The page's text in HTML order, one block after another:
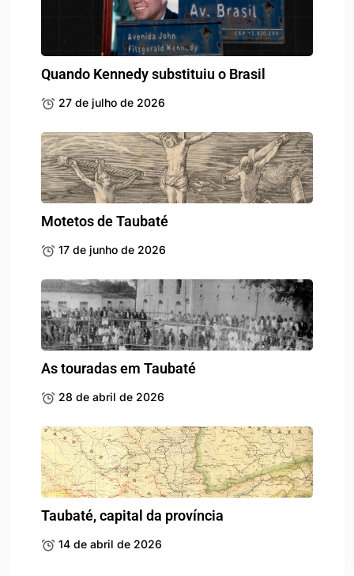
Quando Kennedy substituiu o Brasil
27 de julho de 2026
Motetos de Taubaté
17 de junho de 2026
As touradas em Taubaté
28 de abril de 2026
Taubaté, capital da província
14 de abril de 2026